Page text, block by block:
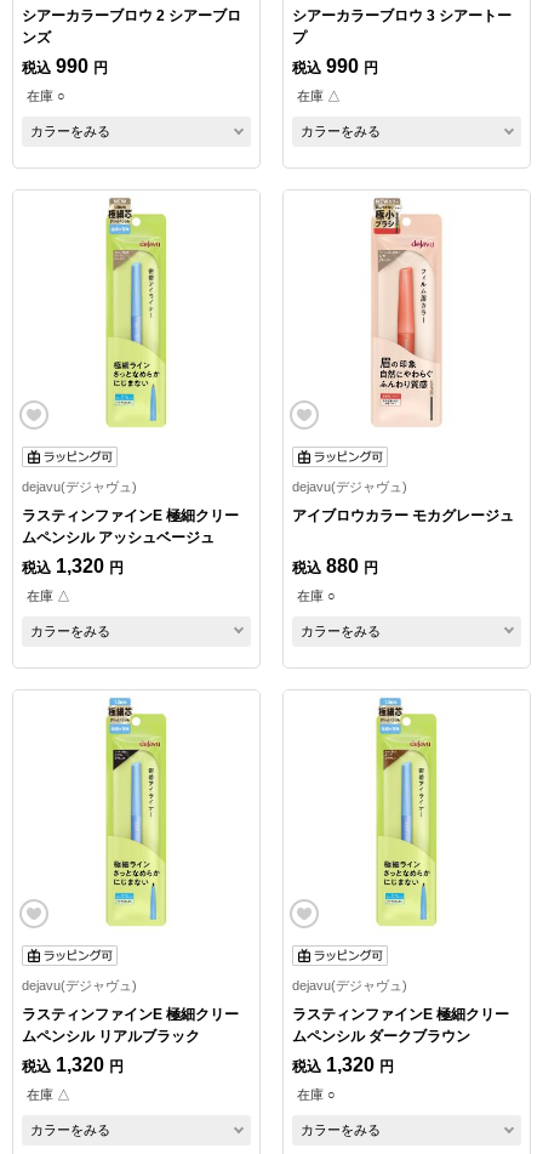
シアーカラーブロウ 2 シアーブロ
ンズ
税込 990 円
在庫 ○
カラーをみる
シアーカラーブロウ 3 シアートー
プ
税込 990 円
在庫 △
カラーをみる
dejavu(デジャヴュ)
ラスティンファインE 極細クリー
ムペンシル アッシュベージュ
税込 1,320 円
在庫 △
カラーをみる
dejavu(デジャヴュ)
アイブロウカラー モカグレージュ
税込 880 円
在庫 ○
カラーをみる
dejavu(デジャヴュ)
ラスティンファインE 極細クリー
ムペンシル リアルブラック
税込 1,320 円
在庫 △
カラーをみる
dejavu(デジャヴュ)
ラスティンファインE 極細クリー
ムペンシル ダークブラウン
税込 1,320 円
在庫 ○
カラーをみる